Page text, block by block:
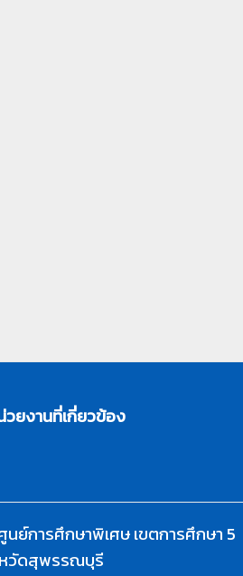
ยงานที่เกี่ยวข้อง
ย์การศึกษาพิเศษ เขตการศึกษา 5
วัดสุพรรณบุรี